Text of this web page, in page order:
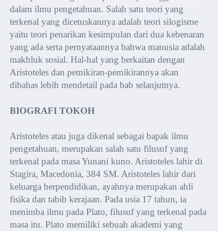
dalam ilmu pengetahuan. Salah satu teori yang
terkenal yang dicetuskannya adalah teori silogisme
yaitu teori penarikan kesimpulan dari dua kebenaran
yang ada serta pernyataannya bahwa manusia adalah
makhluk sosial. Hal-hal yang berkaitan dengan
Aristoteles dan pemikiran-pemikirannya akan
dibahas lebih mendetail pada bab selanjutnya.
BIOGRAFI TOKOH
Aristoteles atau juga dikenal sebagai bapak ilmu
pengetahuan, merupakan salah satu filusuf yang
terkenal pada masa Yunani kuno. Aristoteles lahir di
Stagira, Macedonia, 384 SM. Aristoteles lahir dari
keluarga berpendidikan, ayahnya merupakan ahli
fisika dan tabib kerajaan. Pada usia 17 tahun, ia
menimba ilmu pada Plato, filusuf yang terkenal pada
masa itu. Plato memiliki sebuah akademi yang